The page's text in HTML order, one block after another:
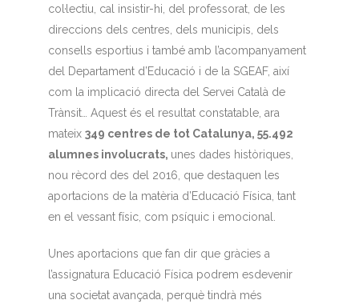
col·lectiu, cal insistir-hi, del professorat, de les
direccions dels centres, dels municipis, dels
consells esportius i també amb l’acompanyament
del Departament d’Educació i de la SGEAF, així
com la implicació directa del Servei Català de
Trànsit… Aquest és el resultat constatable, ara
mateix 349 centres de tot Catalunya, 55.492
alumnes involucrats, unes dades històriques,
nou rècord des del 2016, que destaquen les
aportacions de la matèria d’Educació Física, tant
en el vessant físic, com psíquic i emocional.
Unes aportacions que fan dir que gràcies a
l’assignatura Educació Física podrem esdevenir
una societat avançada, perquè tindrà més